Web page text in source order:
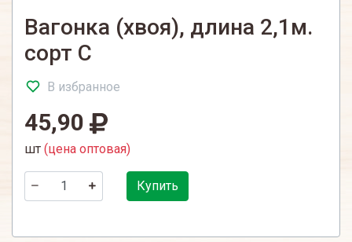
Вагонка (хвоя), длина 2,1м.
сорт С
В избранное
45,90
шт (цена оптовая)
Купить